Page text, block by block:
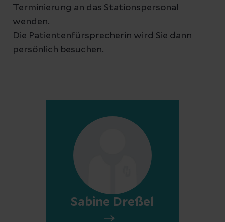
Terminierung an das Stationspersonal
wenden.
Die Patientenfürsprecherin wird Sie dann
persönlich besuchen.
Sabine Dreßel